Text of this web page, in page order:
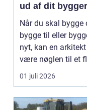
ud af dit
Når du skal bygge
bygge til eller
nyt, kan en arkitekt
være nøglen til et
resultat, d...
01 juli 2026